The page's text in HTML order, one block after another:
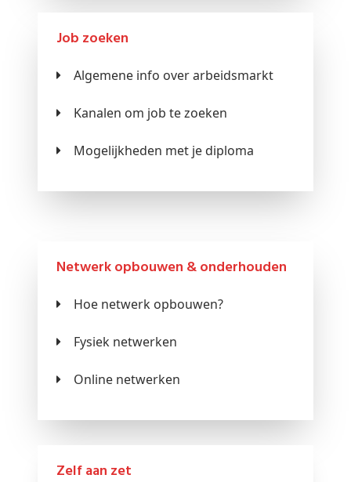
Job zoeken
Algemene info over arbeidsmarkt
Kanalen om job te zoeken
Mogelijkheden met je diploma
Netwerk opbouwen & onderhouden
Hoe netwerk opbouwen?
Fysiek netwerken
Online netwerken
Zelf aan zet